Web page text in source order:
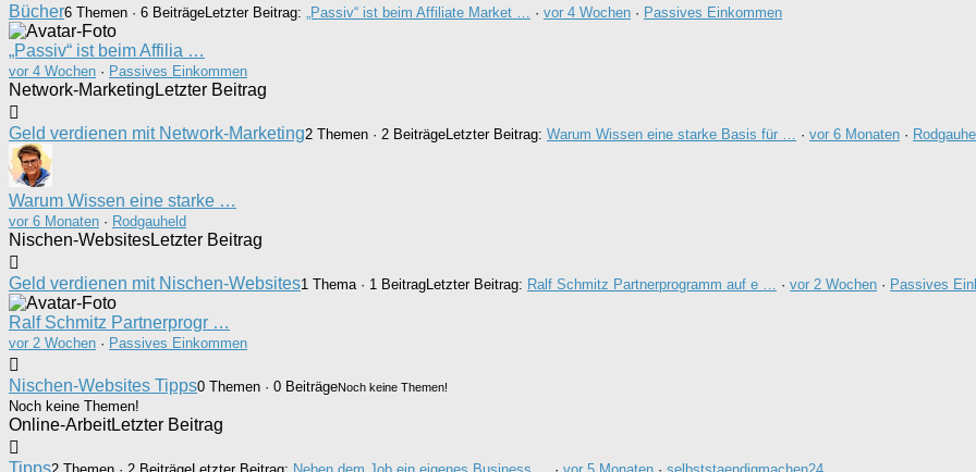
Bücher6 Themen · 6 BeiträgeLetzter Beitrag: „Passiv“ ist beim Affiliate Market … · vor 4 Wochen · Passives Einkommen
„Passiv“ ist beim Affilia …
vor 4 Wochen · Passives Einkommen
Network-Marketing Letzter Beitrag
Geld verdienen mit Network-Marketing2 Themen · 2 BeiträgeLetzter Beitrag: Warum Wissen eine starke Basis für … · vor 6 Monaten ·
Warum Wissen eine starke …
vor 6 Monaten · Rodgauheld
Nischen-WebsitesLetzter Beitrag
Geld verdienen mit Nischen-Websites1 Thema · 1 BeitragLetzter Beitrag: Ralf Schmitz Partnerprogramm auf e … · vor 2 Wochen · Passives
Ralf Schmitz Partnerprogr …
vor 2 Wochen · Passives Einkommen
Nischen-Websites Tipps0 Themen · 0 BeiträgeNoch keine Themen!
Noch keine Themen!
Online-ArbeitLetzter Beitrag
Tipps2 Themen · 2 BeiträgeLetzter Beitrag: Neben dem Job ein eigenes Business … · vor 5 Monaten · selbststaendigmachen24